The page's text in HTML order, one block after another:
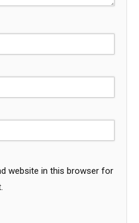
website in this browser for